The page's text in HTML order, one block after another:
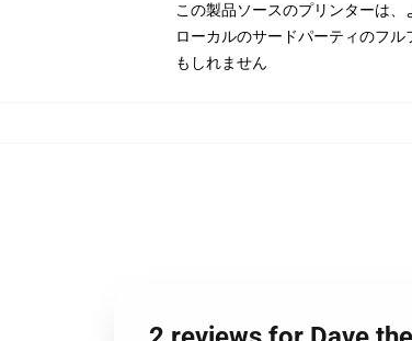
この製品ソースのプリンターは
ローカルのサードパーティのフ
もしれません